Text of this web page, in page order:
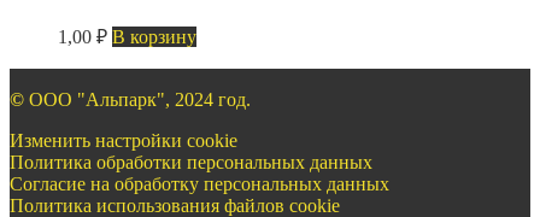
1,00 ₽ В корзину
© ООО "Альпарк", 2024 год.
Изменить настройки cookie
Политика обработки персональных данных
Согласие на обработку персональных данных
Политика использования файлов cookie